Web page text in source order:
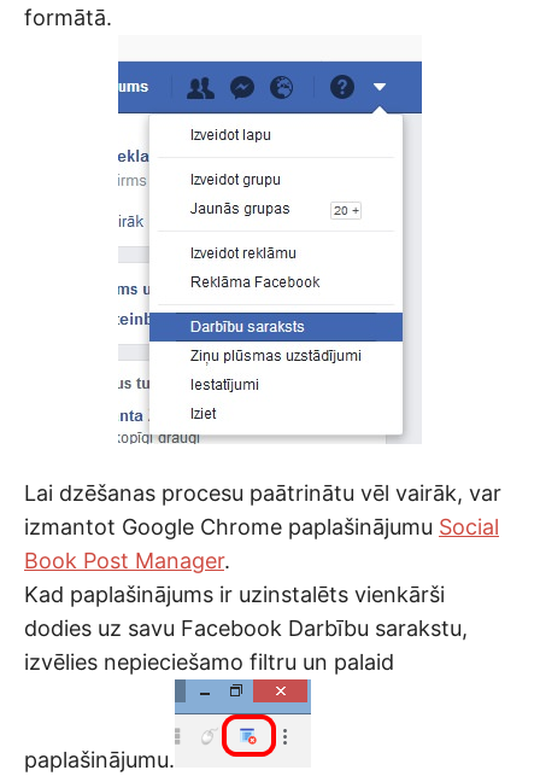
formātā.
Lai dzēšanas procesu paātrinātu vēl vairāk, var
izmantot Google Chrome paplašinājumu Social
Book Post Manager.
Kad paplašinājums ir uzinstalēts vienkārši
dodies uz savu Facebook Darbību sarakstu,
izvēlies nepieciešamo filtru un palaid
paplašinājumu.